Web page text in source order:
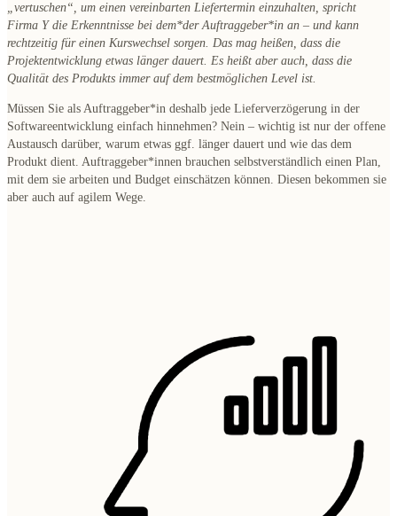
„vertuschen“, um einen vereinbarten Liefertermin einzuhalten, spricht
Firma Y die Erkenntnisse bei dem*der Auftraggeber*in an – und kann
rechtzeitig für einen Kurswechsel sorgen. Das mag heißen, dass die
Projektentwicklung etwas länger dauert. Es heißt aber auch, dass die
Qualität des Produkts immer auf dem bestmöglichen Level ist.
Müssen Sie als Auftraggeber*in deshalb jede Lieferverzögerung in der
Softwareentwicklung einfach hinnehmen? Nein – wichtig ist nur der offene
Austausch darüber, warum etwas ggf. länger dauert und wie das dem
Produkt dient. Auftraggeber*innen brauchen selbstverständlich einen Plan,
mit dem sie arbeiten und Budget einschätzen können. Diesen bekommen sie
aber auch auf agilem Wege.